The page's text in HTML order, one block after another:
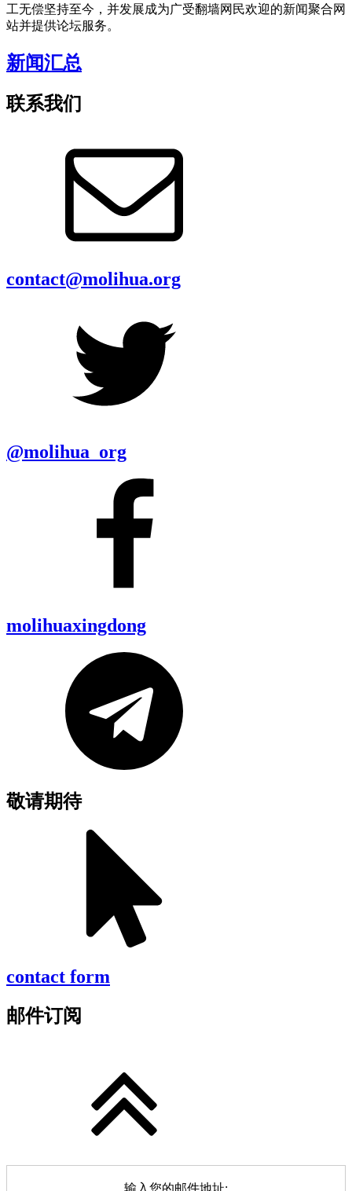
工无偿坚持至今，并发展成为广受翻墙网民欢迎的新闻聚合网
站并提供论坛服务。
新闻汇总
联系我们
contact@molihua.org
@molihua_org
molihuaxingdong
敬请期待
contact form
邮件订阅
输入您的邮件地址: